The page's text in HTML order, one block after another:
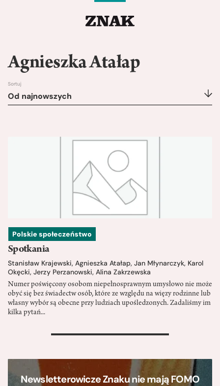
Agnieszka Atałap
Sortuj
Od najnowszych
Polskie społeczeństwo
Spotkania
Stanisław Krajewski, Agnieszka Atałap, Jan Młynarczyk, Karol
Okęcki, Jerzy Perzanowski, Alina Zakrzewska
Numer poświęcony osobom niepełnosprawnym umysłowo nie może
obyć się bez świadectw osób, które ze względu na więzy rodzinne lub
własny wybór są obecne przy ludziach upośledzonych. Zadaliśmy im
kilka pytań...
>
Newsletterowicze Znaku nie mają FOMO